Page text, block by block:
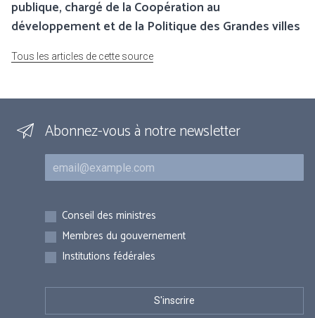
publique, chargé de la Coopération au
développement et de la Politique des Grandes villes
Tous les articles de cette source
Abonnez-vous à notre newsletter
Courriel
Inscriptions
Conseil des ministres
Membres du gouvernement
Institutions fédérales